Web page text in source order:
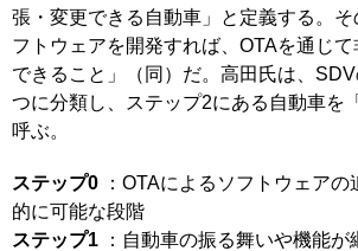
張・変更できる自動車」と定義する。
フトウェアを開発すれば、OTAを通じ
できること」（同）だ。高田氏は、
つに分類し、ステップ2にある自動車を
呼ぶ。
ステップ0
：OTAによるソフトウェア
的に可能な段階
ステップ1
：自動車の振る舞いや機能が